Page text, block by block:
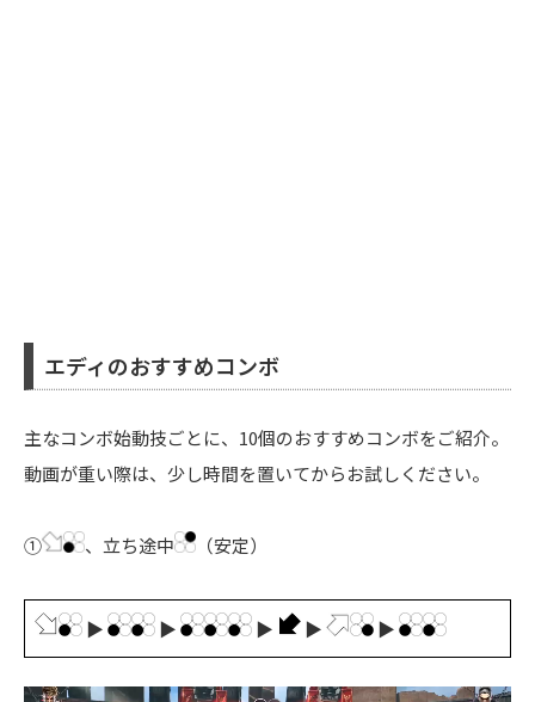
エディのおすすめコンボ
主なコンボ始動技ごとに、10個のおすすめコンボをご紹介。
動画が重い際は、少し時間を置いてからお試しください。
① 、立ち途中 （安定）
▶ ▶ ▶ ▶ ▶